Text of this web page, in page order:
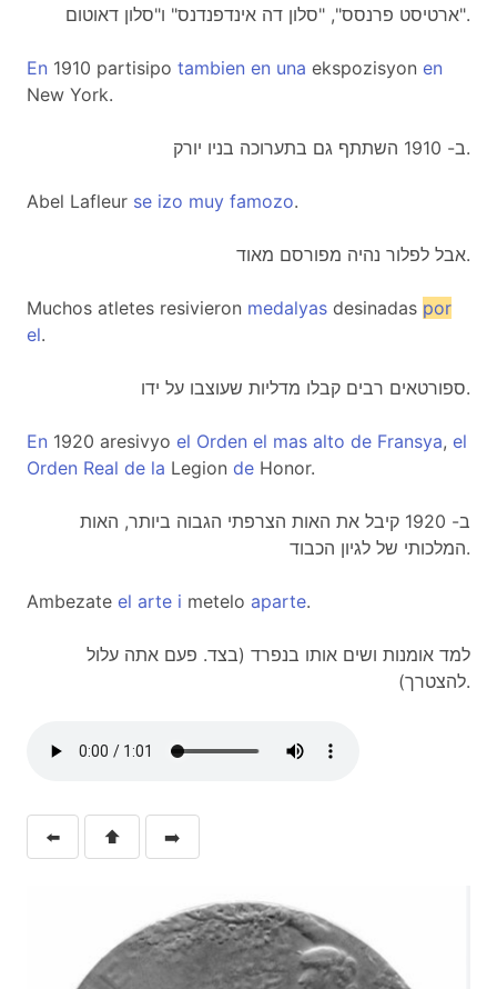
ארטיסט פרנסס", "סלון דה אינדפנדנס" ו"סלון דאוטום".
En 1910 partisipo tambien en una ekspozisyon en
New York.
ב- 1910 השתתף גם בתערוכה בניו יורק.
Abel Lafleur se izo muy famozo.
אבל לפלור נהיה מפורסם מאוד.
Muchos atletes resivieron medalyas desinadas por
el.
ספורטאים רבים קבלו מדליות שעוצבו על ידו.
En 1920 aresivyo el Orden el mas alto de Fransya, el
Orden Real de la Legion de Honor.
ב- 1920 קיבל את האות הצרפתי הגבוה ביותר, האות
המלכותי של לגיון הכבוד.
Ambezate el arte i metelo aparte.
למד אומנות ושים אותו בנפרד (בצד. פעם אתה עלול
להצטרך).
⬅️ ⬆️ ➡️